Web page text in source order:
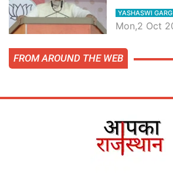
मोदी, जाने
बातें, देखें वीडियो
YASHASWI GARG
Mon,2 Oct
FROM AROUND THE WEB